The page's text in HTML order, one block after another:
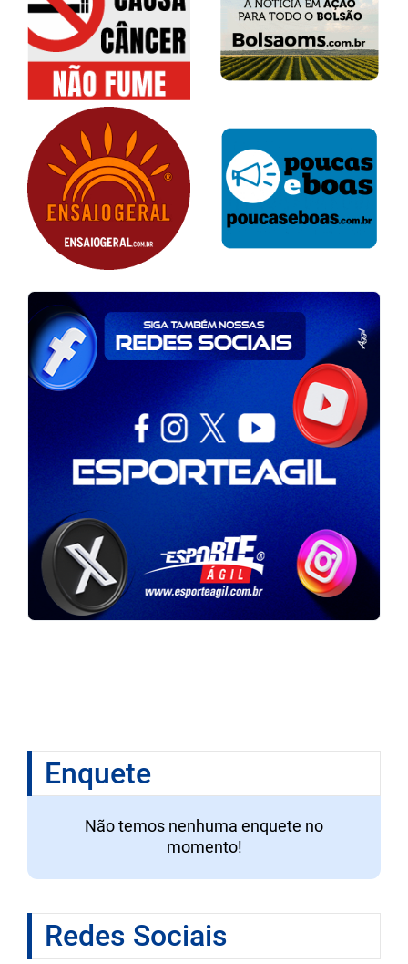
Enquete
Não temos nenhuma enquete no
momento!
Redes Sociais